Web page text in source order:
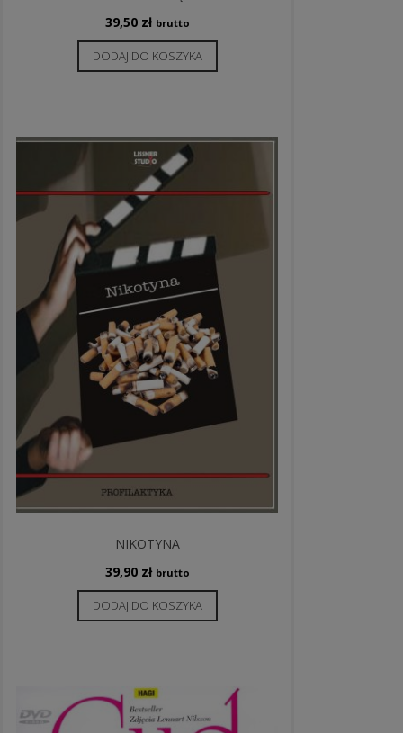
39,50 zł brutto
DODAJ DO KOSZYKA
NIKOTYNA
39,90 zł brutto
DODAJ DO KOSZYKA